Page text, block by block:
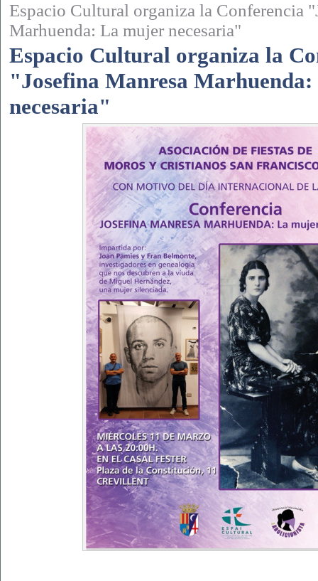
Espacio Cultural organiza la Conferencia
Marhuenda: La mujer necesaria"
Espacio Cultural organiza la
"Josefina Manresa
necesaria"